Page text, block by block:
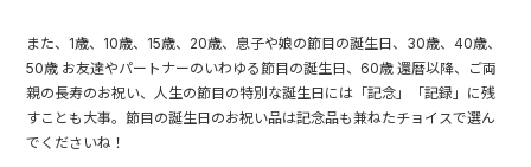
また、1歳、10歳、15歳、20歳、息子や娘の節目の誕生日、30歳、40歳、
50歳 お友達やパートナーのいわゆる節目の誕生日、 60歳 還暦以降、ご両
親の長寿のお祝い、人生の節目の特別な誕生日には「記念」「記録」に残
すことも大事。節目の誕生日のお祝い品は記念品も兼ねたチョイスで選ん
でくださいね！